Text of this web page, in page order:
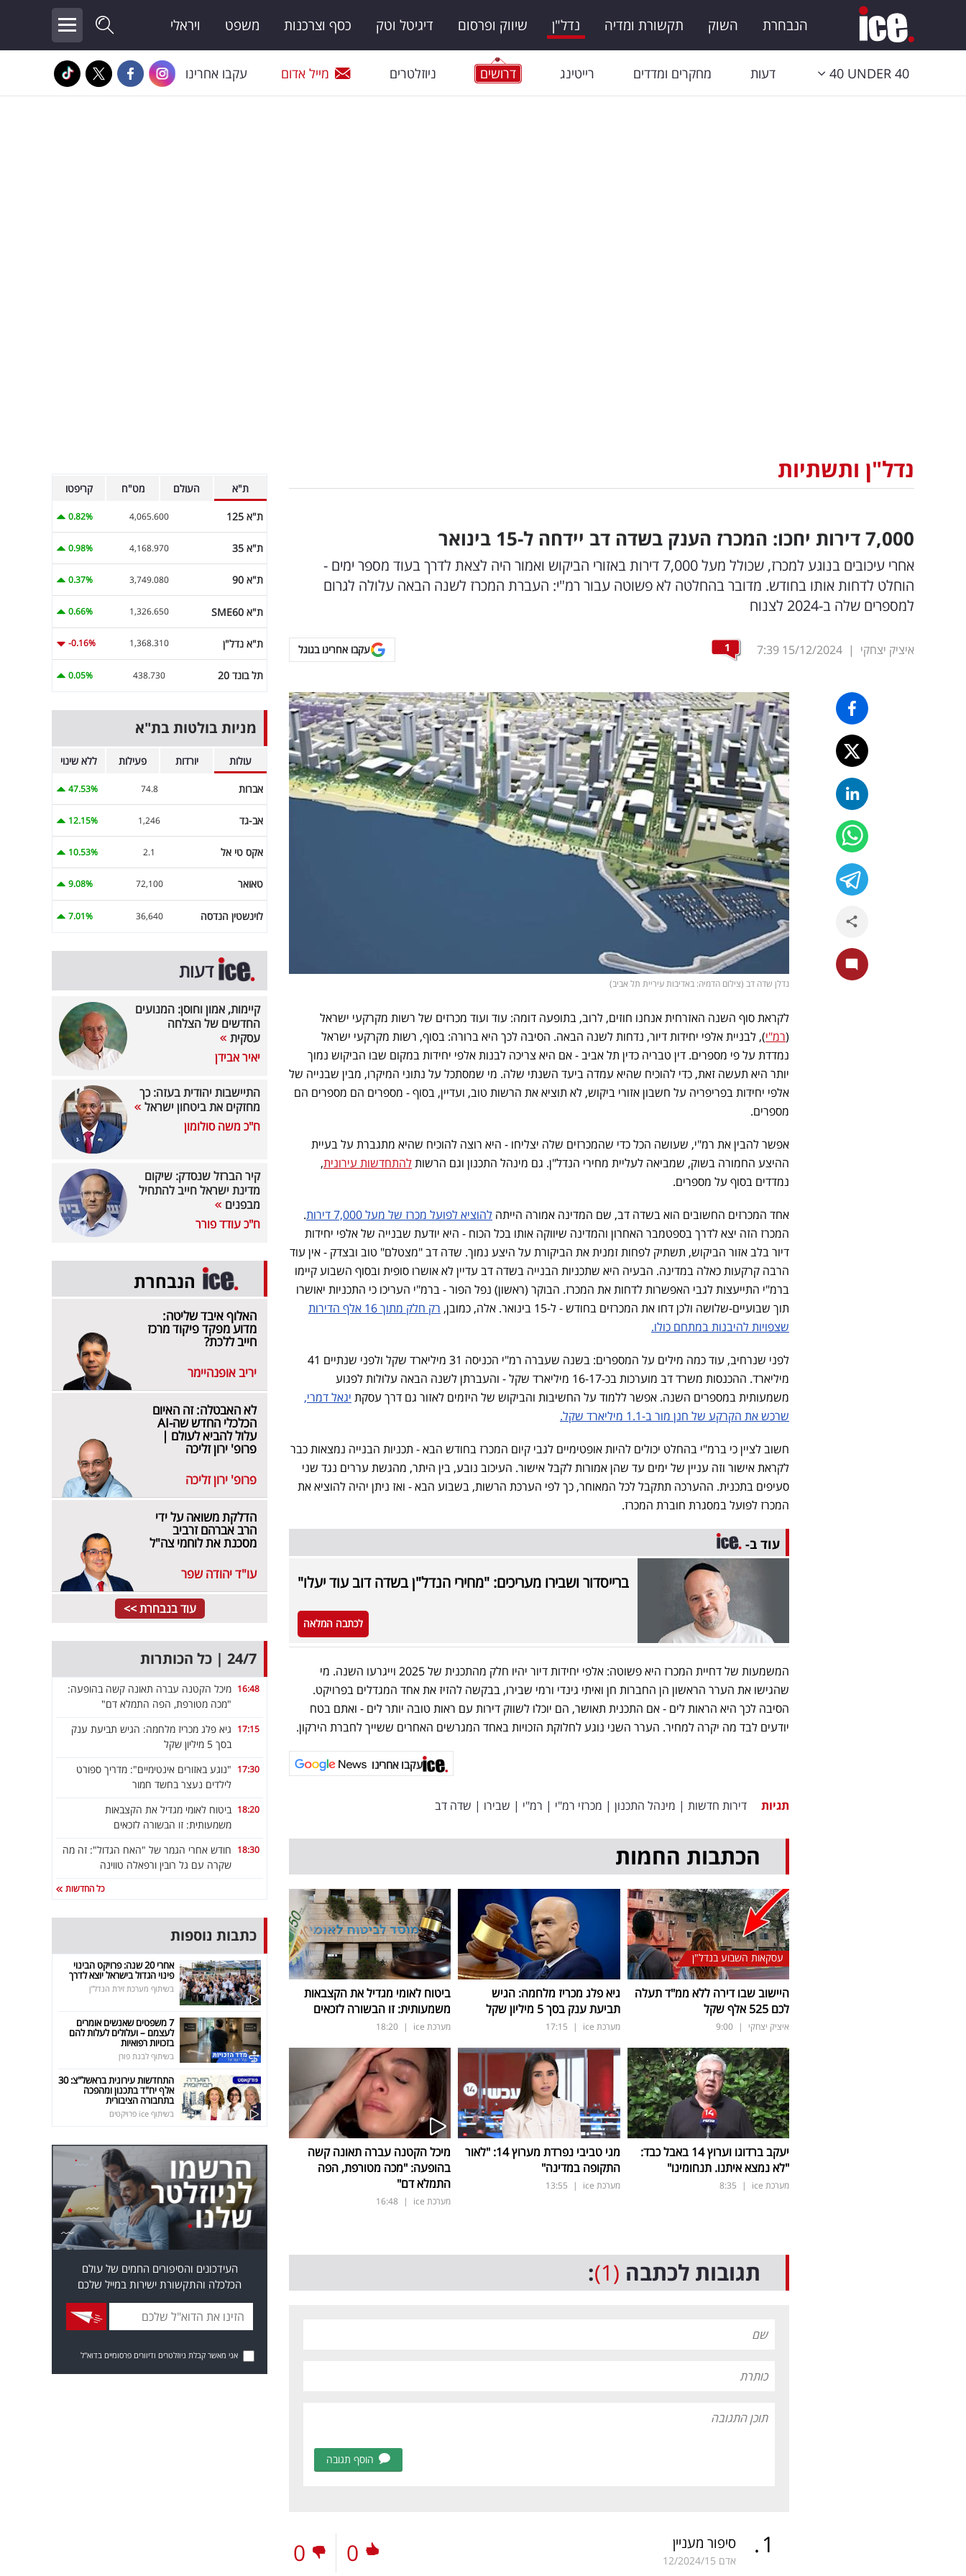
הנבחרת השוק תקשורת ומדיה נדל"ן שיווק ופרסום דיגיטל וטק כסף וצרכנות משפט ויראלי
40 UNDER 40 דעות מחקרים ומדדים רייטינג דרושים ניוזלטרים מייל אדום עקבו אחרינו
נדל"ן ותשתיות
7,000 דירות יחכו: המכרז הענק בשדה דב יידחה ל-15 בינואר
אחרי עיכובים בנוגע למכרז, שכולל מעל 7,000 דירות באזורי הביקוש ואמור היה לצאת לדרך בעוד מספר ימים -
הוחלט לדחות אותו בחודש. מדובר בהחלטה לא פשוטה עבור רמ"י: העברת המכרז לשנה הבאה עלולה לגרום
למספרים שלה ב-2024 לצנוח
איציק יצחקי |
15/12/2024
7:39
1 עקבו אחרינו בגוגל
נדלן שדה דב (צילום הדמיה: באדיבות עיריית תל אביב)
לקראת סוף השנה האזרחית אנחנו חוזים, לרוב, בתופעה דומה: עוד ועוד מכרזים של רשות מקרקעי ישראל
(רמ"י), לבניית אלפי יחידות דיור, נדחות לשנה הבאה. הסיבה לכך היא ברורה: בסוף, רשות מקרקעי ישראל
נמדדת על פי מספרים. דין טבריה כדין תל אביב - אם היא צריכה לבנות אלפי יחידות במקום שבו הביקוש נמוך
יותר היא תעשה זאת, כדי להוכיח שהיא עמדה ביעד השנתי שלה. מי שמסתכל על נתוני המיקרו, מבין שבנייה של
אלפי יחידות בפריפריה על חשבון אזורי ביקוש, לא תוציא את הרשות טוב, ועדיין, בסוף - מספרים הם מספרים הם
מספרים.
אפשר להבין את רמ"י, שעושה הכל כדי שהמכרזים שלה יצליחו - היא רוצה להוכיח שהיא מתגברת על בעיית
ההיצע החמורה בשוק, שמביאה לעליית מחירי הנדל"ן. גם מינהל התכנון וגם הרשותלהתחדשות עירונית,
נמדדים בסוף על מספרים.
אחד המכרזים החשובים הוא בשדה דב, שם המדינה אמורה הייתה להוציא לפועל מכרז של מעל 7,000 דירות
.
המכרז הזה יצא לדרך בספטמבר האחרון והמדינה שיווקה אותו בכל הכוח - היא יודעת שבנייה של אלפי יחידות
דיור בלב אזור הביקוש, תשתיק לפחות זמנית את הביקורת על היצע נמוך. שדה דב "מצטלם" טוב ובצדק - אין עוד
הרבה קרקעות כאלה במדינה. הבעיה היא שתכניות הבנייה בשדה דב עדיין לא אושרו סופית ובסוף השבוע קיימו
ברמ"י התייעצות לגבי האפשרות לדחות את המכרז. הבוקר (ראשון) נפל הפור - ברמ"י העריכו כי התכניות יאושרו
תוך שבועיים-שלושה ולכן דחו את המכרזים בחודש - ל-15 בינואר. אלה, כמובן,
רק חלק מתוך 16 אלף הדירות
שצפויות להיבנות במתחם כולו.
לפני שנרחיב, עוד כמה מילים על המספרים: בשנה שעברה רמ"י הכניסה 31 מיליארד שקל ולפני שנתיים 41
מיליארד. ההכנסות משרד דב מוערכות בכ-16-17 מיליארד שקל - והעברתן לשנה הבאה עלולות לפגוע
משמעותית במספרים השנה. אפשר ללמוד על החשיבות והביקוש של היזמים לאזור גם דרך עסקת יגאל דמרי,
שרכש את הקרקע של חנן מור ב-1.1 מיליארד שקל.
חשוב לציין כי ברמ"י בהחלט יכולים להיות אופטימיים לגבי קיום המכרז בחודש הבא - תכניות הבנייה נמצאות כבר
לקראת אישור וזה עניין של ימים עד שהן אמורות לקבל אישור. העיכוב נובע, בין היתר, מהגשת עררים נגד שני
סעיפים בתכנית. ההערכה תתקבל לכל המאוחר, כך לפי הערכת הרשות, בשבוע הבא - ואז ניתן יהיה להוציא את
המכרז לפועל במסגרת חוברת המכרז.
עוד ב-
ברייסדור ושבירו מעריכים: "מחירי הנדל"ן בשדה דוב עוד יעלו"
לכתבה המלאה
המשמעות של דחיית המכרז היא פשוטה: אלפי יחידות דיור יהיו חלק מהתכנית של 2025 וייגרעו השנה. מי
שהגישו את הערר הראשון הן החברות חן ואיתי גינדי ורמי שבירו, בבקשה להזיז את אחד המגדלים בפרויקט.
הסיבה לכך היא הראות לים - אם התכנית תאושר, הם יוכלו לשווק דירות עם ראות טובה יותר לים - ואתם בטח
יודעים לבד מה יקרה למחיר. הערר השני נוגע לחלוקת הזכויות באחד המגרשים האחרים ששייך לחברת הירקון.
עקבו אחרינו
תגיות דירות חדשות | מינהל התכנון | מכרזי רמ"י | רמ"י | שבירו | שדה דב
הכתבות החמות
עסקאות השבוע בנדל"ן
היישוב שבו דירה ללא ממ"ד תעלה
לכם 525 אלף שקל
איציק יצחקי |
9:00
גיא פלג מכריז מלחמה: הגיש
תביעת ענק בסך 5 מיליון שקל
מערכת ice |
17:15
ביטוח לאומי מגדיל את הקצבאות
משמעותית: זו הבשורה לזכאים
מערכת ice |
18:20
יעקב ברדוגו וערוץ 14 באבל כבד:
"לא נמצא איתנו. תנחומינו"
מערכת ice |
8:35
מגי טביבי נפרדת מערוץ 14: "לאור
התקופה במדינה"
מערכת ice |
13:55
מיכל הקטנה עברה תאונה קשה
בהופעה: "מכה מטורפת, הפה
התמלא דם"
מערכת ice |
16:48
תגובות לכתבה (1)
:
הוסף תגובה
1
. סיפור מעניין
אדם 12/2024/15
0
0
ת"א העולם מט"ח קריפטו
ת"א 125 4,065.600
0.82%
ת"א 35 4,168.970
0.98%
ת"א 90 3,749.080
0.37%
ת"א SME60 1,326.650
0.66%
ת"א נדל"ן 1,368.310
-0.16%
תל בונד 20 438.730
0.05%
מניות בולטות בת"א
עולות יורדות פעילות ללא שינוי
אברות 74.8
47.53%
אב-גד 1,246
12.15%
אקס טי אל 2.1
10.53%
טאואר 72,100
9.08%
לוינשטין הנדסה 36,640
7.01%
דעות
קיימות, אמון וחוסן: המנועים
החדשים של הצלחה
עסקית
יאיר אבידן
התיישבות יהודית בעזה: כך
מחזקים את ביטחון ישראל
ח"כ משה סולומון
קיר הברזל שנסדק: שיקום
מדינת ישראל חייב להתחיל
מבפנים
ח"כ עודד פורר
הנבחרת
האלוף איבד שליטה:
מדוע מפקד פיקוד מרכז
חייב ללכת?
יריב אופנהיימר
לא האבטלה: זה האיום
הכלכלי החדש שה-AI
עלול להביא לעולם |
פרופ' ירון זליכה
פרופ' ירון זליכה
הדלקת משואה על ידי
הרב אברהם זרביב
מסכנת את לוחמי צה"ל
עו"ד יהודה שפר
עוד בנבחרת >>
24/7 | כל הכותרות
16:48 מיכל הקטנה עברה תאונה קשה בהופעה:
"מכה מטורפת, הפה התמלא דם"
17:15 גיא פלג מכריז מלחמה: הגיש תביעת ענק
בסך 5 מיליון שקל
17:30 "נוגע באזורים אינטימיים": מדריך ספורט
לילדים נעצר בחשד חמור
18:20 ביטוח לאומי מגדיל את הקצבאות
משמעותית: זו הבשורה לזכאים
18:30 חודש אחרי הגמר של "האח הגדול": זה מה
שקרה עם גל רובין ורפאלה טווינה
כל החדשות
כתבות נוספות
אחרי 20 שנה: פרויקט הבינוי
פינוי הגדול בישראל יוצא לדרך
בשיתוף מערכת זירת הנדל"ן
7 משפטים שאנשים אומרים
לעצמם – ועלולים לעלות להם
בזכויות רפואיות
בשיתוף לבנת פורן
התחדשות עירונית בראשל"צ: 30
אלף יח"ד בתכנון ומהפכה
בתחבורה הציבורית
בשיתוף ice פרויקטים
העידכונים והסיפורים החמים של עולם
הכלכלה והתקשורת ישירות במייל שלכם
אני מאשר קבלת ניוזלטרים ודיוורים פרסומיים בדוא"ל